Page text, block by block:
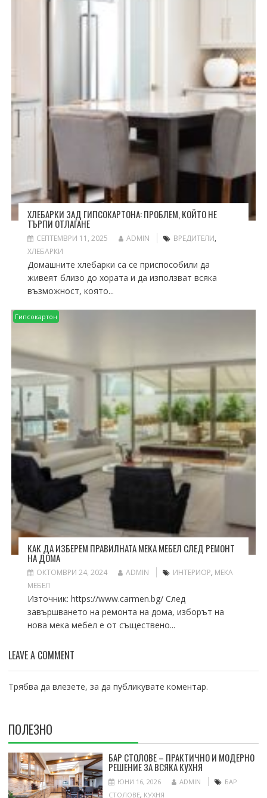
ХЛЕБАРКИ ЗАД ГИПСОКАРТОНА: ПРОБЛЕМ, КОЙТО НЕ
ТЪРПИ ОТЛАГАНЕ
СЕПТЕМВРИ 11, 2025 ADMIN ВРЕДИТЕЛИ,
ХЛЕБАРКИ
Домашните хлебарки са се приспособили да
живеят близо до хората и да използват всяка
възможност, която...
Гипсокартон
КАК ДА ИЗБЕРЕМ ПРАВИЛНАТА МЕКА МЕБЕЛ СЛЕД РЕМОНТ
НА ДОМА
ОКТОМВРИ 24, 2024 ADMIN ИНТЕРИОР, МЕКА
МЕБЕЛ
Източник: https://www.carmen.bg/ След
завършването на ремонта на дома, изборът на
нова мека мебел е от съществено...
LEAVE A COMMENT
Трябва да влезете, за да публикувате коментар.
ПОЛЕЗНО
БАР СТОЛОВЕ – ПРАКТИЧНО И МОДЕРНО
РЕШЕНИЕ ЗА ВСЯКА КУХНЯ
ЮНИ 16, 2026 ADMIN
БАР
СТОЛОВЕ, КУХНЯ